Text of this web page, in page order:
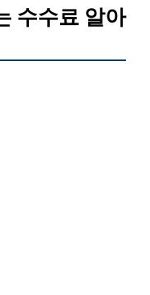
수수료 알아